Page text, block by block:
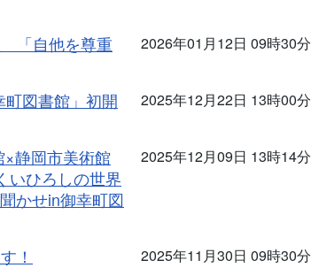
2026年01月12日 09時30分
「自他を尊重
2025年12月22日 13時00分
図書館」初開
2025年12月09日 13時14分
静岡市美術館
いひろしの世界
かせin御幸町図
2025年11月30日 09時30分
！